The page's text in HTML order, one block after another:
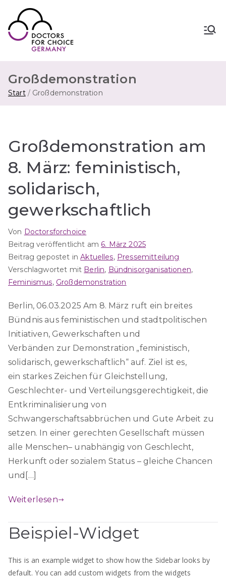
Inhalt
springen
Großdemonstration
Start Großdemonstration
Großdemonstration am
8. März: feministisch,
solidarisch,
gewerkschaftlich
Von Doctorsforchoice
Beitrag veröffentlicht am 6. März 2025
Beitrag gepostet inAktuelles, Pressemitteilung
Verschlagwortet mit Berlin, Bündnisorganisationen,
Feminismus, Großdemonstration
Berlin, 06.03.2025 Am 8. März ruft ein breites
Bündnis aus feministischen und stadtpolitischen
Initiativen, Gewerkschaften und
Verbänden zur Demonstration „feministisch,
solidarisch, gewerkschaftlich“ auf. Ziel ist es,
ein starkes Zeichen für Gleichstellung,
Geschlechter- und Verteilungsgerechtigkeit, die
Entkriminalisierung von
Schwangerschaftsabbrüchen und Gute Arbeit zu
setzen. In einer gerechten Gesellschaft müssen
alle Menschen– unabhängig von Geschlecht,
Herkunft oder sozialem Status – gleiche Chancen
und[…]
Weiterlesen
Beispiel-Widget
This is an example widget to show how the Sidebar looks by
default. You can add custom widgets from the widgets